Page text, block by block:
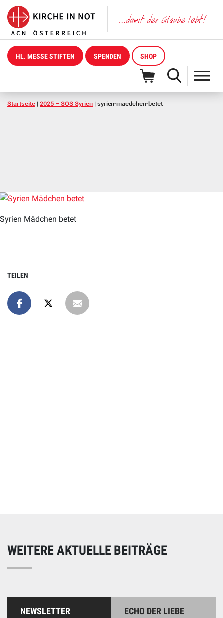
HL. MESSE STIFTEN SPENDEN SHOP
Startseite | 2025 – SOS Syrien | syrien-maedchen-betet
Syrien Mädchen betet
TEILEN
WEITERE AKTUELLE BEITRÄGE
NEWSLETTER ECHO DER LIEBE